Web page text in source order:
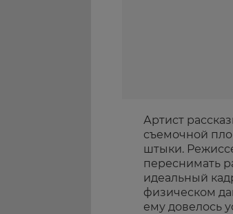
Артист
съемочной
штыки.
переснимать
идеальный
физическом
ему довелось